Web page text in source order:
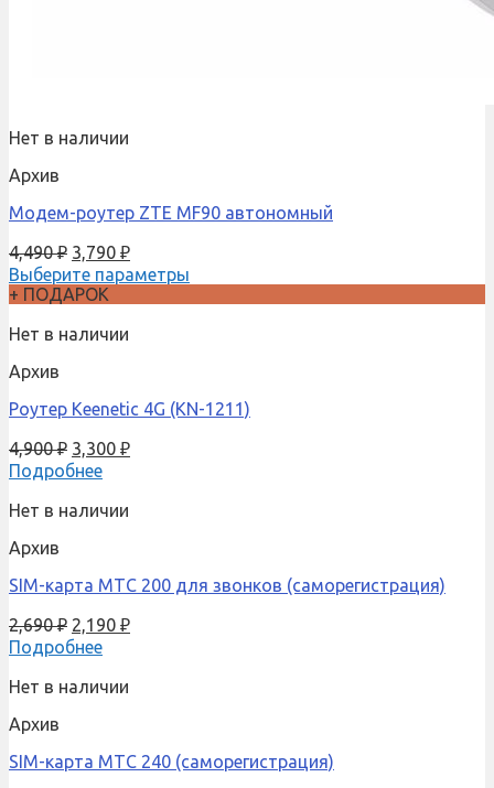
Нет в наличии
Архив
Модем-роутер ZTE MF90 автономный
4,490₽ 3,790 ₽
Выберите параметры
+ ПОДАРОК
Нет в наличии
Архив
Роутер Keenetic 4G (KN-1211)
4,900₽ 3,300 ₽
Подробнее
Нет в наличии
Архив
SIM-карта МТС 200 для звонков (саморегистрация)
2,690₽ 2,190 ₽
Подробнее
Нет в наличии
Архив
SIM-карта МТС 240 (саморегистрация)